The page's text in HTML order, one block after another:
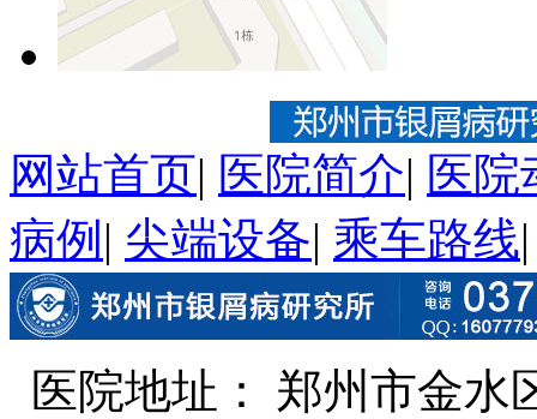
网站首页| 医院简介| 医院
病例 | 尖端设备| 乘车路线
医院地址： 郑州市金水